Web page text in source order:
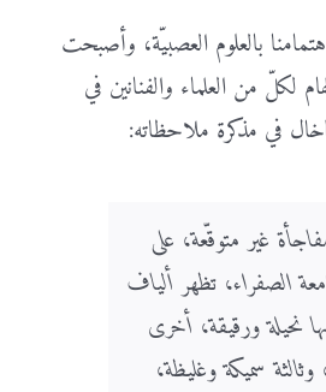
بالعلوم العصبيّة، وأصبحت
لكلّ من العلماء والفنانين في
في مذكرة ملاحظاته:
غير متوقّعة، على
الصفراء، تظهر ألياف
نحيلة ورقيقة، أخرى
سميكة وغليظة،